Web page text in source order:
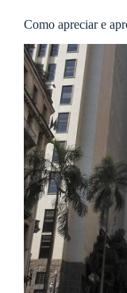
Como apreciar e